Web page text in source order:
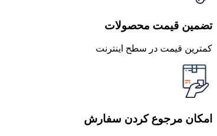
تضمین قیمت محصولات
کمترین قیمت در سطح اینترنت
امکان مرجوع کردن سفارش